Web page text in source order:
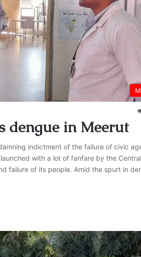
dengue in Meerut
indictment of the failure of civic
with a lot of fanfare by the Central
failure of its people. Amid the spurt in